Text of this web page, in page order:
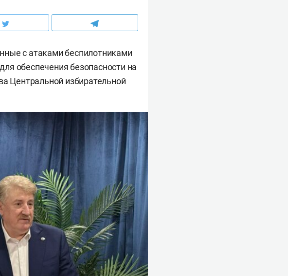
с атаками беспилотниками
обеспечения безопасности на
Центральной избирательной